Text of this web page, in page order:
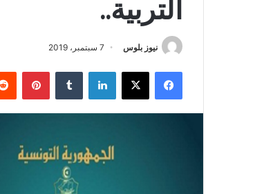
التربية..
نيوز بلوس 7 سبتمبر، 2019
فيسبوك X لينكدإن